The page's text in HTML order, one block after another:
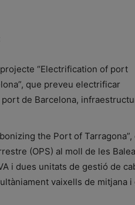
“Electrification of port
que preveu electrificar
de Barcelona,
the Port of Tarragona”,
(OPS) al moll de les
i dues unitats de gestió de
vaixells de mitjana i